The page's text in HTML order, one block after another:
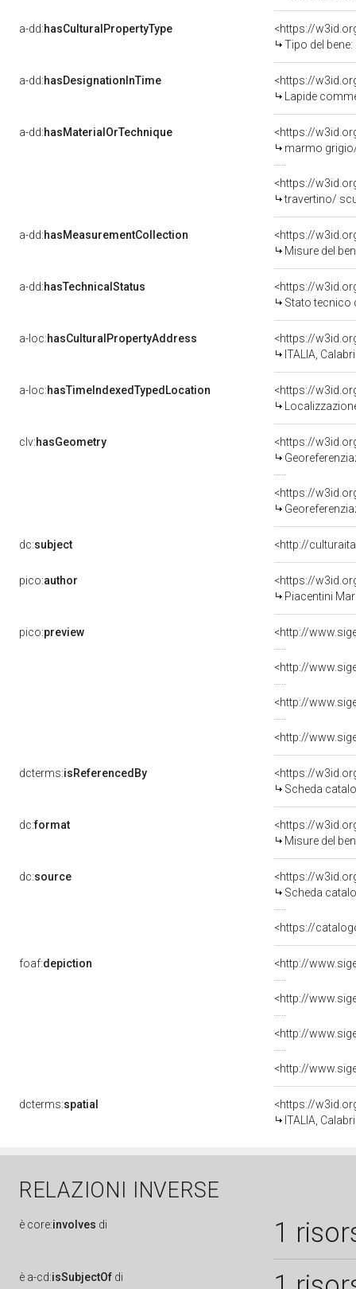
a-dd:hasCulturalPropertyType
<https://
Tipo del
a-dd:hasDesignationInTime
Lapide
a-dd:hasMaterialOrTechnique
<https://
marmo
<https://
travertino/
a-dd:hasMeasurementCollection
<https://
Misure del
a-dd:hasTechnicalStatus
<https://
Stato tecnico
a-loc:hasCulturalPropertyAddress
<https://
ITALIA,
a-loc:hasTimeIndexedTypedLocation
<https://
clv:hasGeometry
<https://
<https://
dc:subject <http://
pico:author
<https://
Piacentini
pico:preview
dcterms:isReferencedBy
<https://
Scheda
dc:format
<https://
Misure del
dc:source
<https://
Scheda
<https://
foaf:depiction
dcterms:spatial
<https://
ITALIA,
RELAZIONI INVERSE
è core:involves di 1
è a-cd:isSubjectOf di